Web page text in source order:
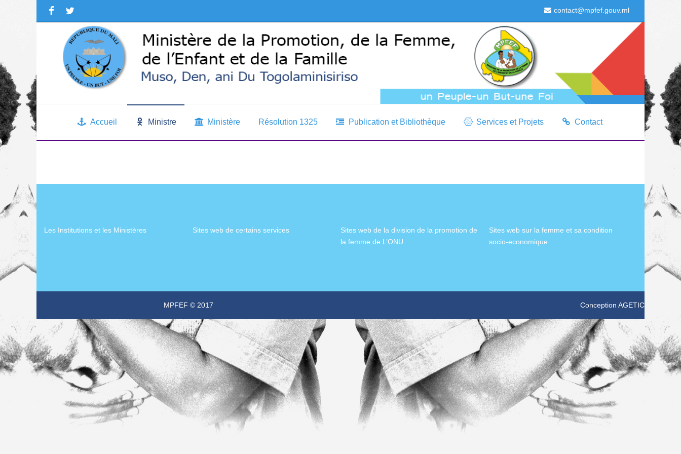
contact@mpfef.gouv.ml
Accueil Ministre Ministère Résolution 1325 Publication et Bibliothèque Services et Projets Contact
Les Institutions et les Ministères Sites web de certains services
Sites web de la division de la promotion de
la femme de L’ONU
Sites web sur la femme et sa condition
socio-economique
MPFEF © 2017 Conception AGETIC